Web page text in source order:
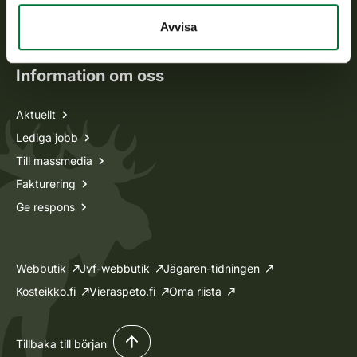
Avvisa
Oma riista -tjänsten
Ansökan om licenser och dispenser
Information om oss
Aktuellt
Lediga jobb
Till massmedia
Fakturering
Ge respons
Webbutik Jvf-webbutik
Jägaren-tidningen
Kosteikko.fi
Vieraspeto.fi Oma riista
Tillbaka till början